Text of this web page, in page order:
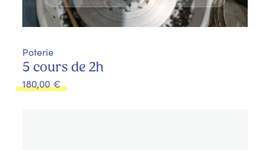
Poterie
5 cours de 2h
180,00€